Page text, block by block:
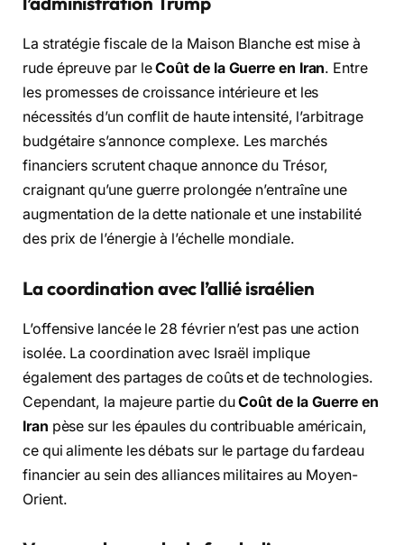
La stratégie fiscale de la Maison Blanche est mise à
rude épreuve par leCoût de la Guerre en Iran. Entre
les promesses de croissance intérieure et les
nécessités d’un conflit de haute intensité, l’arbitrage
budgétaire s’annonce complexe. Les marchés
financiers scrutent chaque annonce du Trésor,
craignant qu’une guerre prolongée n’entraîne une
augmentation de la dette nationale et une instabilité
des prix de l’énergie à l’échelle mondiale.
La coordination avec l’allié israélien
L’offensive lancée le 28 février n’est pas une action
isolée. La coordination avec Israël implique
également des partages de coûts et de technologies.
Cependant, la majeure partie duCoût de la Guerre en
Iran pèse sur les épaules du contribuable américain,
ce qui alimente les débats sur le partage du fardeau
financier au sein des alliances militaires au Moyen-
Orient.